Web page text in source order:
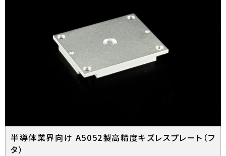
半導体業界向け A5052製高精度キズレスプレート（フ
タ）